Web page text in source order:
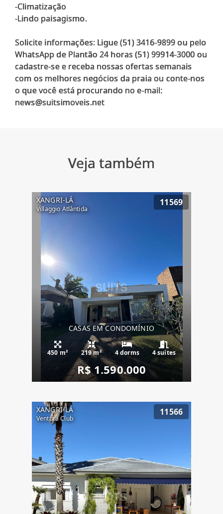
-Climatização
-Lindo paisagismo.
Solicite informações: Ligue (51) 3416-9899 ou pelo
WhatsApp de Plantão 24 horas (51) 99914-3000 ou
cadastre-se e receba nossas ofertas semanais
com os melhores negócios da praia ou conte-nos
o que você está procurando no e-mail:
Veja também
XANGRI-LÁ
Villaggio Atlântida
11569
CASAS EM CONDOMÍNIO
450 m² 219 m² 4 dorms 4 suítes
R$ 1.590.000
XANGRI-LÁ
Ventura Club
11566